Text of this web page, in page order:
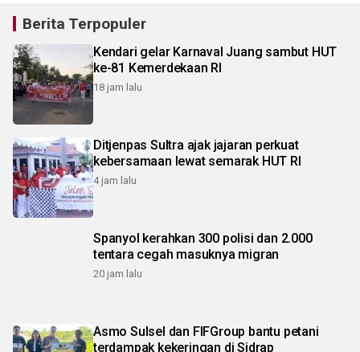
Berita Terpopuler
Kendari gelar Karnaval Juang sambut HUT
ke-81 Kemerdekaan RI
18 jam lalu
Ditjenpas Sultra ajak jajaran perkuat
kebersamaan lewat semarak HUT RI
4 jam lalu
Spanyol kerahkan 300 polisi dan 2.000
tentara cegah masuknya migran
20 jam lalu
Asmo Sulsel dan FIFGroup bantu petani
terdampak kekeringan di Sidrap